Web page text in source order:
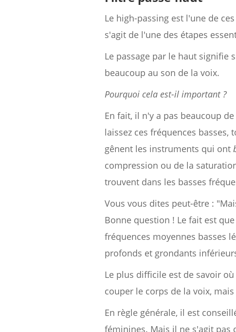
Le high-passing est l'une de
s'agit de l'une des étapes
Le passage par le haut signifie
beaucoup au son de la voix.
Pourquoi cela est-il important ?
En fait, il n'y a pas beaucoup
laissez ces fréquences
gênent les instruments qui ont
compression ou de la
trouvent dans les basses
Vous vous dites peut-être :
Bonne question ! Le fait est
fréquences moyennes basses
profonds et grondants
Le plus difficile est de savoir
couper le corps de la voix,
En règle générale, il est
féminines. Mais il ne s'agit pas